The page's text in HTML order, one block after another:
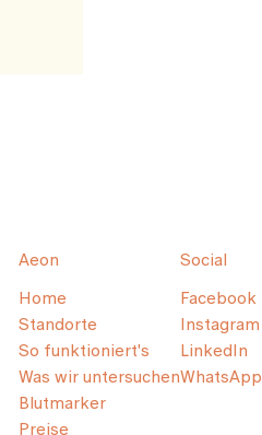
Aeon
Home
Standorte
So funktioniert's
Was wir untersuchen
Blutmarker
Preise
Social
Facebook
Instagram
LinkedIn
WhatsApp